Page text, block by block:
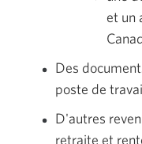
et un
Des
poste de
D'autres
retraite et